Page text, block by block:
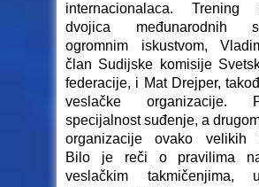
internacionalaca.
dvojica međunarodnih
ogromnim iskustvom,
član Sudijske komisije
federacije, i Mat Drejper,
veslačke organizacije.
specijalnost suđenje, a
organizacije ovako velikih
Bilo je reči o pravilima
veslačkim takmičenjima,